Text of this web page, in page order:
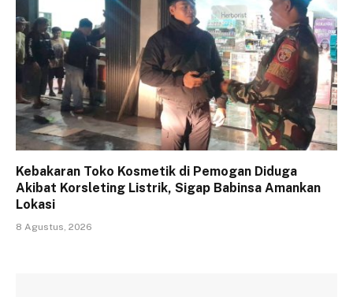
Kebakaran Toko Kosmetik di Pemogan Diduga
Akibat Korsleting Listrik, Sigap Babinsa Amankan
Lokasi
8 Agustus, 2026